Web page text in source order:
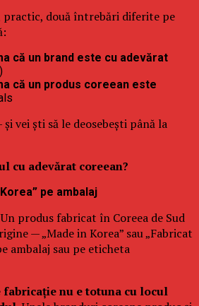
practic, două întrebări diferite pe
că un brand este cu adevărat
că un produs coreean este
vei ști să le deosebești până la
cu adevărat coreean?
pe ambalaj
produs fabricat în Coreea de Sud
— „Made in Korea” sau „Fabricat
ambalaj sau pe eticheta
fabricație nu e totuna cu locul